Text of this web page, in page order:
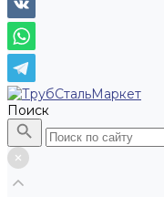
Поиск